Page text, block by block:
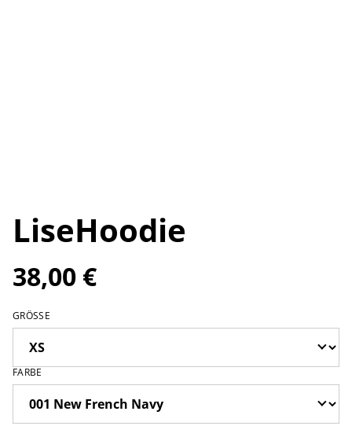
LiseHoodie
38,00 €
GRÖSSE
FARBE